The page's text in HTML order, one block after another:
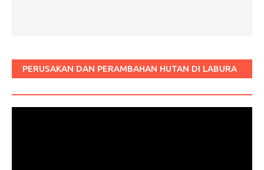
PERUSAKAN DAN PERAMBAHAN HUTAN DI LABURA